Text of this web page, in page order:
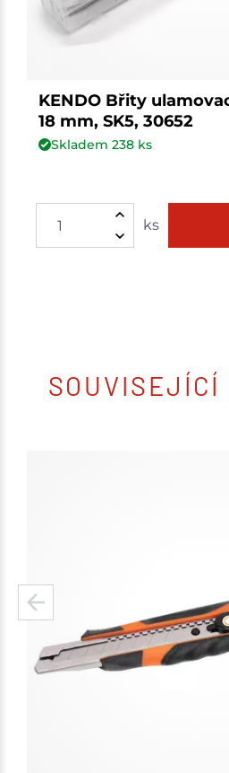
KENDO Břity
18 mm, SK5, 30652
Skladem 238ks
ks
SOUVISEJÍCÍ